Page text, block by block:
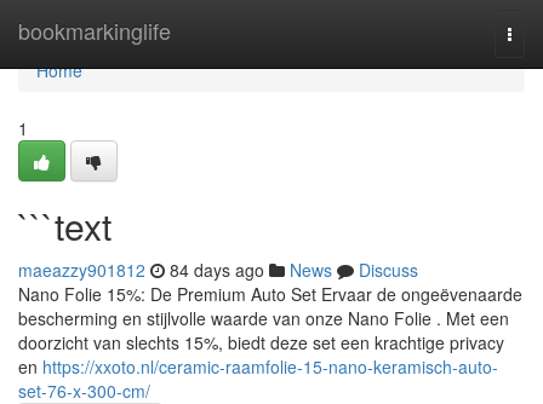
bookmarkinglife
Home
Home
1
```text
maeazzy901812 84 days ago News
Discuss
Nano Folie 15%: De Premium Auto Set Ervaar de ongeëvenaarde
bescherming en stijlvolle waarde van onze Nano Folie . Met een
doorzicht van slechts 15%, biedt deze set een krachtige privacy
en https://xxoto.nl/ceramic-raamfolie-15-nano-keramisch-auto-
set-76-x-300-cm/